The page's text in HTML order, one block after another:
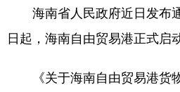
海南省人民政府近日发布
日起，海南自由贸易港正式启
《关于海南自由贸易港货物